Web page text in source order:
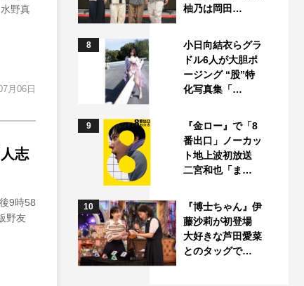
野真
月06日
志
9時58
野友
柚乃は岡田…
8
小日向結衣らグラ
ドル6人が大胆ポ
ージング “股”特
化写真集「…
9
『金ロー』で「8
番出口」ノーカッ
ト地上波初放送
二宮和也「ま…
10
『博士ちゃん』伊
藤沙莉が初登場
大好きな芦田愛菜
とのタッグで…